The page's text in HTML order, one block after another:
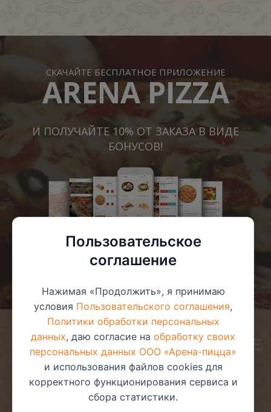
СКАЧАЙТЕ БЕСПЛАТНОЕ ПРИЛОЖЕНИЕ
ARENA PIZZA
И ПОЛУЧАЙТЕ 10% ОТ ЗАКАЗА В ВИДЕ
БОНУСОВ!
© 2025 ООО «Арена-пицца»
УНП 391272611
Магазин зарегистрирован в торговом реестре 08.05.2017 №381622
Пользовательское
соглашение
Нажимая «Продолжить», я принимаю
условия Пользовательского соглашения,
Политики обработки персональных
данных, даю согласие на обработку своих
персональных данных ООО «Арена-пицца»
и использования файлов cookies для
корректного функционирования сервиса и
сбора статистики.